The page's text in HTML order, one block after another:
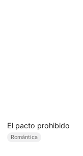
El pacto prohibido
Romántica